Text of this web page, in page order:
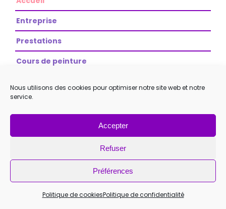
Nous utilisons des cookies pour optimiser notre site web et notre
service.
Accepter
Refuser
Préférences
Politique de cookiesPolitique de confidentialité
Entreprise
Prestations
Cours de peinture
Relooking de meubles et objets
Anniversaires créatifs
Ateliers et stages de vacances
Ateliers composteur et toilette sèche